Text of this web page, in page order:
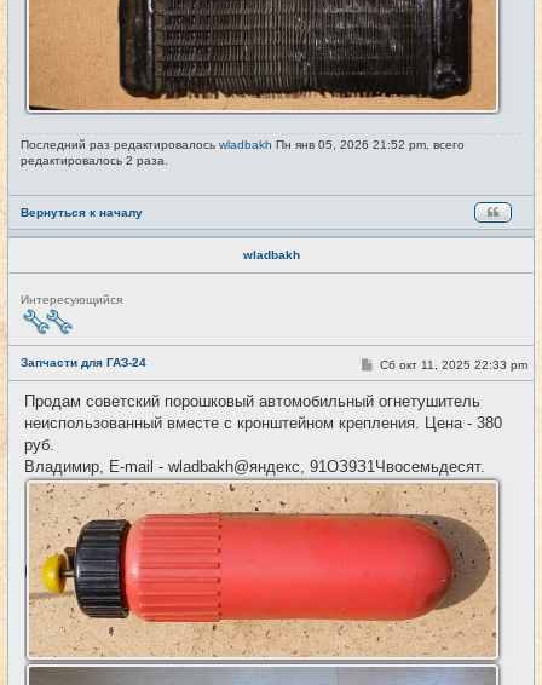
Последний раз редактировалось wladbakh Пн янв 05, 2026 21:52 pm, всего
редактировалось 2 раза.
Вернуться к началу
wladbakh
Н
е
в
т
и
Интересующийся
Запчасти для ГАЗ-24 #46
С
о
б
щ
и
е
Сб окт 11, 2025 22:33 pm
Продам советский порошковый автомобильный огнетушитель
неиспользованный вместе с кронштейном крепления. Цена - 380
руб.
Владимир, E-mail - wladbakh@яндекс, 91ОЗ9З1Чвосемьдесят.